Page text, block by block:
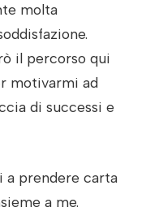
molta
il percorso qui
motivarmi ad
di successi e
a prendere carta
a me.